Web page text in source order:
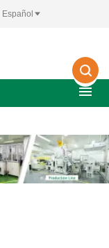
Español